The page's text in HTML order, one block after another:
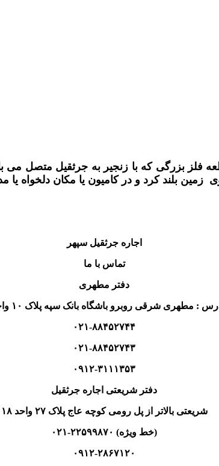
بزرگی که با زنجیر به جرثقیل متصل می
زمین بلند کرد و در کامیون یا مکان دلخواه
اجاره جرثقیل سپهر
تماس با ما
دفتر مطهری
: مطهری شرقی روبرو باشگاه بانک سپه پلاک ۱۰ واحد ۱
۰۲۱-۸۸۴۵۲۷۴۴
۰۲۱-۸۸۴۵۲۷۴۳
۰۹۱۲-۳۱۱۱۳۵۳
دفتر شریعتی اجاره جرثقیل
شریعتی بالاتر از پل رومی کوچه عاج پلاک ۲۷ واحد ۱۸
(خط ویژه) ۲۲۵۹۹۸۷۰-۰۲۱
۰۹۱۲-۲۸۶۷۱۲۰